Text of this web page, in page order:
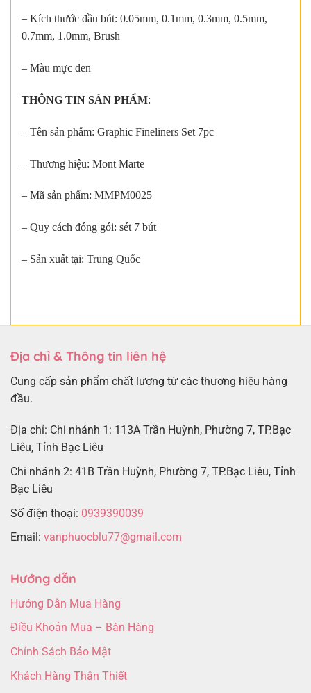
– Kích thước đầu bút: 0.05mm, 0.1mm, 0.3mm, 0.5mm,
0.7mm, 1.0mm, Brush
– Màu mực đen
THÔNG TIN SẢN PHẨM:
– Tên sản phẩm: Graphic Fineliners Set 7pc
– Thương hiệu: Mont Marte
– Mã sản phẩm: MMPM0025
– Quy cách đóng gói: sét 7 bút
– Sản xuất tại: Trung Quốc
Địa chỉ & Thông tin liên hệ
Cung cấp sản phẩm chất lượng từ các thương hiệu hàng
đầu.
Địa chỉ: Chi nhánh 1: 113A Trần Huỳnh, Phường 7, TP.Bạc
Liêu, Tỉnh Bạc Liêu
Chi nhánh 2: 41B Trần Huỳnh, Phường 7, TP.Bạc Liêu, Tỉnh
Bạc Liêu
Số điện thoại: 0939390039
Email: vanphuocblu77@gmail.com
Hướng dẫn
Hướng Dẫn Mua Hàng
Điều Khoản Mua – Bán Hàng
Chính Sách Bảo Mật
Khách Hàng Thân Thiết